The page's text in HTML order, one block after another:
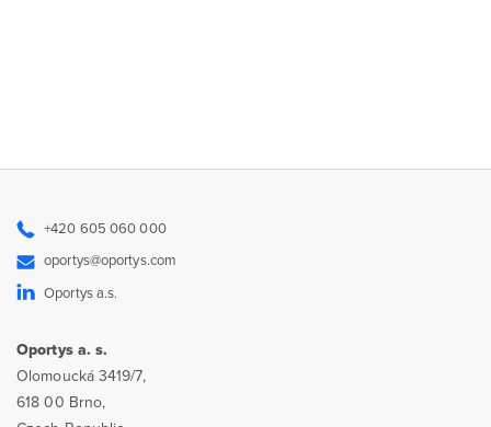
+420 605 060 000
oportys@oportys.com
Oportys a.s.
Oportys a. s.
Olomoucká 3419/7,
618 00 Brno,